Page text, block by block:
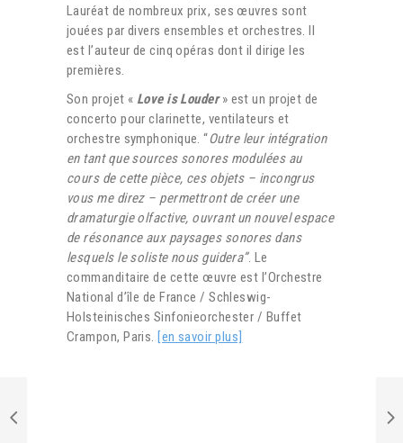
Lauréat de nombreux prix, ses œuvres sont
jouées par divers ensembles et orchestres. Il
est l’auteur de cinq opéras dont il dirige les
premières.
Son projet « Love is Louder » est un projet de
concerto pour clarinette, ventilateurs et
orchestre symphonique. “Outre leur intégration
en tant que sources sonores modulées au
cours de cette pièce, ces objets – incongrus
vous me direz – permettront de créer une
dramaturgie olfactive, ouvrant un nouvel espace
de résonance aux paysages sonores dans
lesquels le soliste nous guidera”. Le
commanditaire de cette œuvre est l’Orchestre
National d’île de France / Schleswig-
Holsteinisches Sinfonieorchester / Buffet
Crampon, Paris. [en savoir plus]